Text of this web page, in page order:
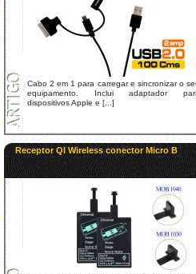
Cabo 2 em 1 para carregar e sincronizar o
equipamento. Inclui adaptador
dispositivos Apple e [...]
Receptor QI Wireless conector Micro B